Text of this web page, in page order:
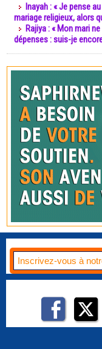
Inayah : « Je pense
mariage religieux, alors
Rajiya : « Mon mari
dépenses : suis-je